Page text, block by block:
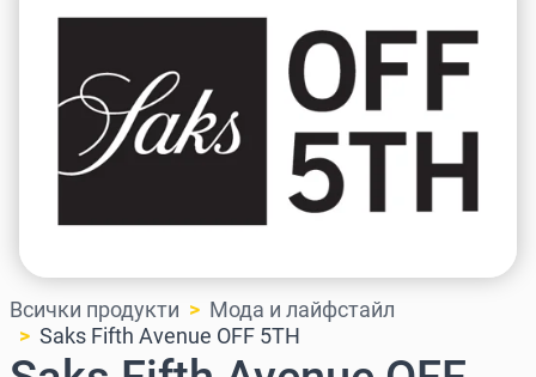
Всички продукти
Мода и лайфстайл
Saks Fifth Avenue OFF 5TH